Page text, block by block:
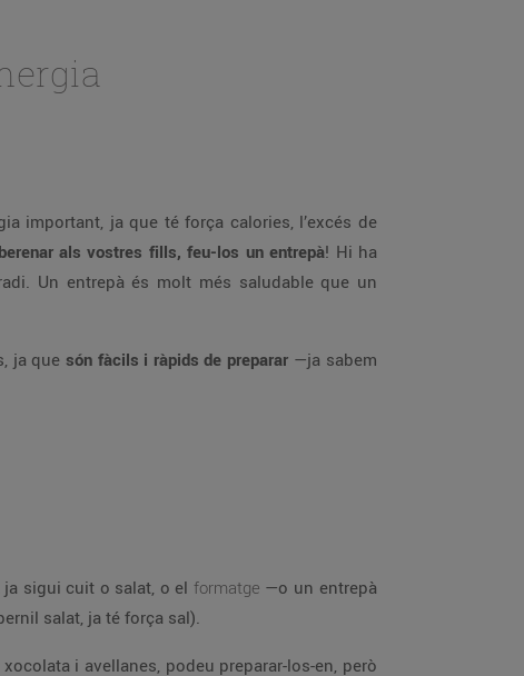
important, ja que té força calories, l’excés de
als vostres fills, feu-los un entrepà! Hi ha
Un entrepà és molt més saludable que un
ja que són fàcils i ràpids de preparar —ja sabem
ja sigui cuit o salat, o el formatge —o un entrepà
salat, ja té força sal).
i avellanes, podeu preparar-los-en, però